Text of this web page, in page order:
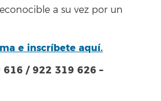
a su vez por un
e inscríbete aquí.
/ 922 319 626 –